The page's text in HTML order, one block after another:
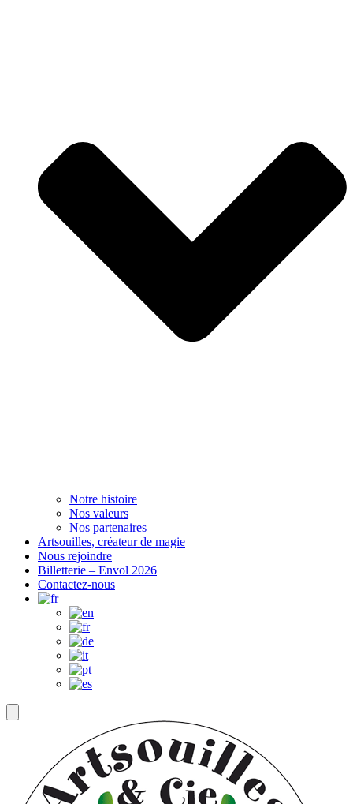
Notre histoire
Nos valeurs
Nos partenaires
Artsouilles, créateur de magie
Nous rejoindre
Billetterie – Envol 2026
Contactez-nous